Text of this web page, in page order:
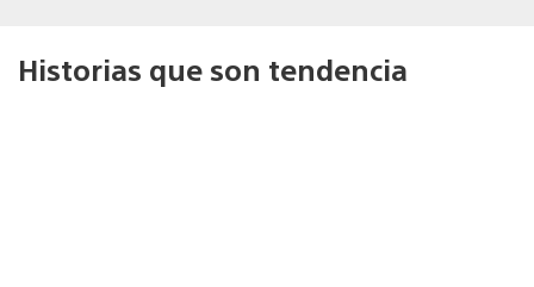
Historias que son tendencia